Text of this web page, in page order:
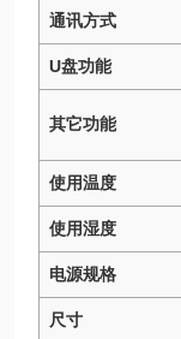
通讯方式
U盘功能
其它功能
使用温度
使用湿度
电源规格
尺寸